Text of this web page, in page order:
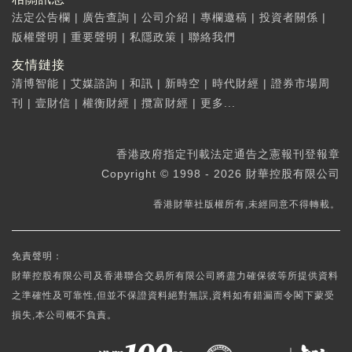
法定公告欄 | 廣告查詢 | 公司介紹 | 專欄邀稿 | 投資者關係 |
版權聲明 | 重要聲明 | 私隱政策 | 聯絡我們
友情鏈接
清博智能 | 艾媒諮詢 | 和訊 | 新時空 | 時代財經 | 證券市場周
刊
| 壹財信 | 權衡財經 | 攬富財經 | 更多...
香港政府指定刊載法定通告之憲報刊登報章
Copyright © 1998 - 2026 財華控股有限公司
香港財華社版權所有,未經同意不得轉載。
免責聲明：
財華控股有限公司及香港聯合交易所有限公司將盡力確保彼等所提供資料
之準確性及可靠性,但並不保證資料絕對無誤,資料如有錯漏而令閣下蒙受
損失,本公司概不負責。